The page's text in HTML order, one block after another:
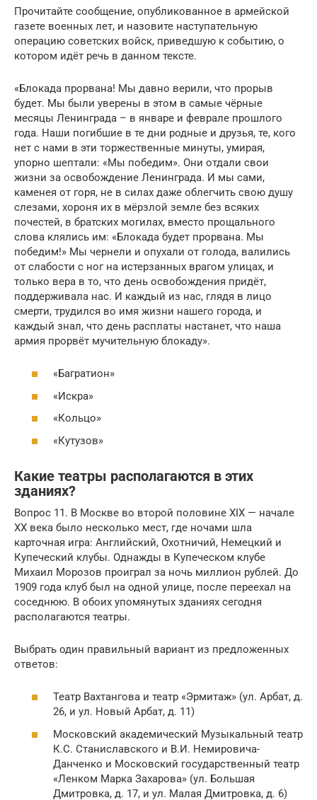
Прочитайте сообщение, опубликованное в армейской
газете военных лет, и назовите наступательную
операцию советских войск, приведшую к событию, о
котором идёт речь в данном тексте.
«Блокада прорвана! Мы давно верили, что прорыв
будет. Мы были уверены в этом в самые чёрные
месяцы Ленинграда – в январе и феврале прошлого
года. Наши погибшие в те дни родные и друзья, те, кого
нет с нами в эти торжественные минуты, умирая,
упорно шептали: «Мы победим». Они отдали свои
жизни за освобождение Ленинграда. И мы сами,
каменея от горя, не в силах даже облегчить свою душу
слезами, хороня их в мёрзлой земле без всяких
почестей, в братских могилах, вместо прощального
слова клялись им: «Блокада будет прорвана. Мы
победим!» Мы чернели и опухали от голода, валились
от слабости с ног на истерзанных врагом улицах, и
только вера в то, что день освобождения придёт,
поддерживала нас. И каждый из нас, глядя в лицо
смерти, трудился во имя жизни нашего города, и
каждый знал, что день расплаты настанет, что наша
армия прорвёт мучительную блокаду».
«Багратион»
«Искра»
«Кольцо»
«Кутузов»
Какие театры располагаются в этих
зданиях?
Вопрос 11. В Москве во второй половине XIX — начале
ХХ века было несколько мест, где ночами шла
карточная игра: Английский, Охотничий, Немецкий и
Купеческий клубы. Однажды в Купеческом клубе
Михаил Морозов проиграл за ночь миллион рублей. До
1909 года клуб был на одной улице, после переехал на
соседнюю. В обоих упомянутых зданиях сегодня
располагаются театры.
Выбрать один правильный вариант из предложенных
ответов:
Театр Вахтангова и театр «Эрмитаж» (ул. Арбат, д.
26, и ул. Новый Арбат, д. 11)
Московский академический Музыкальный театр
К.С. Станиславского и В.И. Немировича-
Данченко и Московский государственный театр
«Ленком Марка Захарова» (ул. Большая
Дмитровка, д. 17, и ул. Малая Дмитровка, д. 6)